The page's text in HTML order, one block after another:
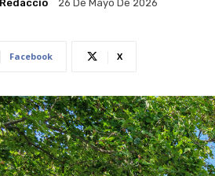
Redacció 26 De Mayo De 2026
Facebook X